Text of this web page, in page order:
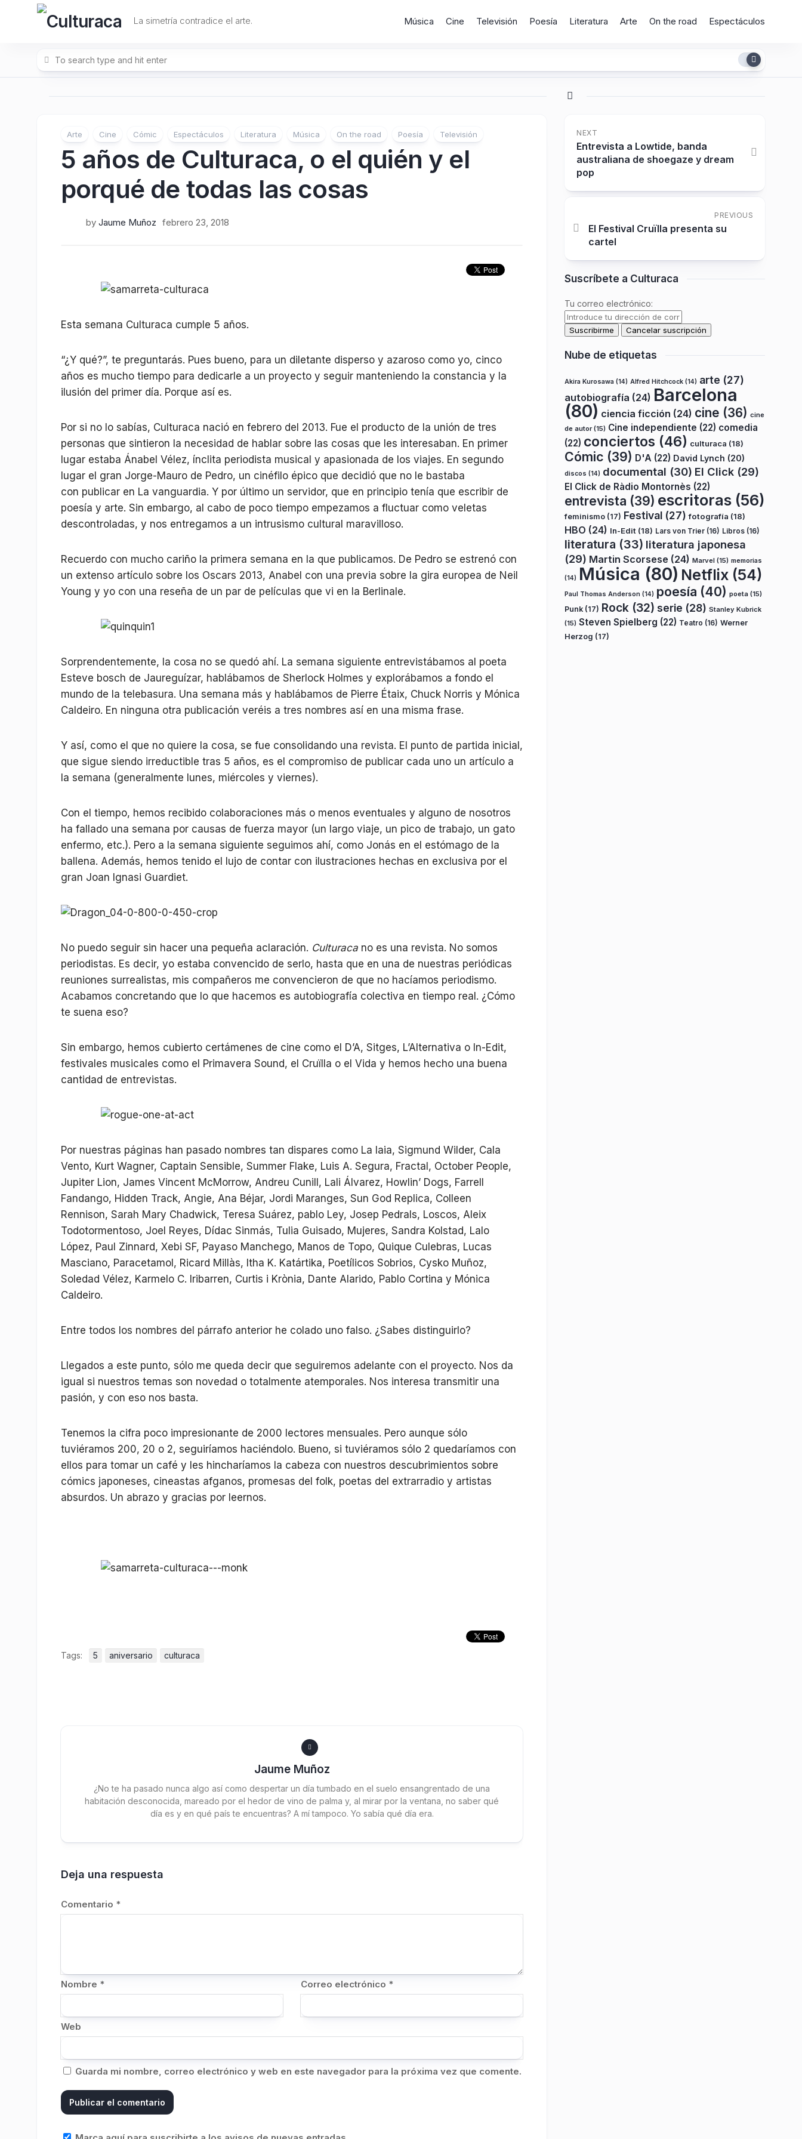
La simetría contradice el arte. Música Cine Televisión Poesía Literatura Arte On the road Espectáculos
Arte Cine Cómic Espectáculos Literatura Música On the road Poesía Televisión
5 años de Culturaca, o el quién y el
porqué de todas las cosas
by Jaume Muñoz febrero 23, 2018
Esta semana Culturaca cumple 5 años.
“¿Y qué?”, te preguntarás. Pues bueno, para un diletante disperso y azaroso como yo, cinco
años es mucho tiempo para dedicarle a un proyecto y seguir manteniendo la constancia y la
ilusión del primer día. Porque así es.
Por si no lo sabías, Culturaca nació en febrero del 2013. Fue el producto de la unión de tres
personas que sintieron la necesidad de hablar sobre las cosas que les interesaban. En primer
lugar estaba Ánabel Vélez, ínclita periodista musical y apasionada de los viajes. En segundo
lugar el gran Jorge-Mauro de Pedro, un cinéfilo épico que decidió que no le bastaba
con publicar en La vanguardia. Y por último un servidor, que en principio tenía que escribir de
poesía y arte. Sin embargo, al cabo de poco tiempo empezamos a fluctuar como veletas
descontroladas, y nos entregamos a un intrusismo cultural maravilloso.
Recuerdo con mucho cariño la primera semana en la que publicamos. De Pedro se estrenó con
un extenso artículo sobre los Oscars 2013, Anabel con una previa sobre la gira europea de Neil
Young y yo con una reseña de un par de películas que vi en la Berlinale.
Sorprendentemente, la cosa no se quedó ahí. La semana siguiente entrevistábamos al poeta
Esteve bosch de Jaureguízar, hablábamos de Sherlock Holmes y explorábamos a fondo el
mundo de la telebasura. Una semana más y hablábamos de Pierre Étaix, Chuck Norris y Mónica
Caldeiro. En ninguna otra publicación veréis a tres nombres así en una misma frase.
Y así, como el que no quiere la cosa, se fue consolidando una revista. El punto de partida inicial,
que sigue siendo irreductible tras 5 años, es el compromiso de publicar cada uno un artículo a
la semana (generalmente lunes, miércoles y viernes).
Con el tiempo, hemos recibido colaboraciones más o menos eventuales y alguno de nosotros
ha fallado una semana por causas de fuerza mayor (un largo viaje, un pico de trabajo, un gato
enfermo, etc.). Pero a la semana siguiente seguimos ahí, como Jonás en el estómago de la
ballena. Además, hemos tenido el lujo de contar con ilustraciones hechas en exclusiva por el
gran Joan Ignasi Guardiet.
No puedo seguir sin hacer una pequeña aclaración. Culturaca no es una revista. No somos
periodistas. Es decir, yo estaba convencido de serlo, hasta que en una de nuestras periódicas
reuniones surrealistas, mis compañeros me convencieron de que no hacíamos periodismo.
Acabamos concretando que lo que hacemos es autobiografía colectiva en tiempo real. ¿Cómo
te suena eso?
Sin embargo, hemos cubierto certámenes de cine como el D’A, Sitges, L’Alternativa o In-Edit,
festivales musicales como el Primavera Sound, el Cruïlla o el Vida y hemos hecho una buena
cantidad de entrevistas.
Por nuestras páginas han pasado nombres tan dispares como La Iaia, Sigmund Wilder, Cala
Vento, Kurt Wagner, Captain Sensible, Summer Flake, Luis A. Segura, Fractal, October People,
Jupiter Lion, James Vincent McMorrow, Andreu Cunill, Lali Álvarez, Howlin’ Dogs, Farrell
Fandango, Hidden Track, Angie, Ana Béjar, Jordi Maranges, Sun God Replica, Colleen
Rennison, Sarah Mary Chadwick, Teresa Suárez, pablo Ley, Josep Pedrals, Loscos, Aleix
Todotormentoso, Joel Reyes, Dídac Sinmás, Tulia Guisado, Mujeres, Sandra Kolstad, Lalo
López, Paul Zinnard, Xebi SF, Payaso Manchego, Manos de Topo, Quique Culebras, Lucas
Masciano, Paracetamol, Ricard Millàs, Itha K. Katártika, Poetílicos Sobrios, Cysko Muñoz,
Soledad Vélez, Karmelo C. Iribarren, Curtis i Krònia, Dante Alarido, Pablo Cortina y Mónica
Caldeiro.
Entre todos los nombres del párrafo anterior he colado uno falso. ¿Sabes distinguirlo?
Llegados a este punto, sólo me queda decir que seguiremos adelante con el proyecto. Nos da
igual si nuestros temas son novedad o totalmente atemporales. Nos interesa transmitir una
pasión, y con eso nos basta.
Tenemos la cifra poco impresionante de 2000 lectores mensuales. Pero aunque sólo
tuviéramos 200, 20 o 2, seguiríamos haciéndolo. Bueno, si tuviéramos sólo 2 quedaríamos con
ellos para tomar un café y les hincharíamos la cabeza con nuestros descubrimientos sobre
cómics japoneses, cineastas afganos, promesas del folk, poetas del extrarradio y artistas
absurdos. Un abrazo y gracias por leernos.
Tags: 5 aniversario culturaca
Jaume Muñoz
¿No te ha pasado nunca algo así como despertar un día tumbado en el suelo ensangrentado de una
habitación desconocida, mareado por el hedor de vino de palma y, al mirar por la ventana, no saber qué
día es y en qué país te encuentras? A mí tampoco. Yo sabía qué día era.
Deja una respuesta
Comentario *
Nombre * Correo electrónico *
Web
Guarda mi nombre, correo electrónico y web en este navegador para la próxima vez que comente.
NEXT
Entrevista a Lowtide, banda
australiana de shoegaze y dream
pop
PREVIOUS
El Festival Cruïlla presenta su
cartel
Suscríbete a Culturaca
Tu correo electrónico:
Nube de etiquetas
Akira Kurosawa (14) Alfred Hitchcock (14) arte (27)
autobiografía (24) Barcelona
(80) ciencia ficción (24) cine (36) cine
de autor(15) Cine independiente (22) comedia
(22) conciertos (46) culturaca (18)
Cómic (39) D'A (22) David Lynch (20)
discos (14) documental (30) El Click (29)
El Click de Ràdio Montornès (22)
entrevista (39) escritoras (56)
feminismo (17) Festival (27) fotografía (18)
HBO (24) In-Edit (18) Lars von Trier (16) Libros (16)
literatura (33) literatura japonesa
(29) Martin Scorsese (24) Marvel (15) memorias
(14) Música (80) Netflix (54)
Paul Thomas Anderson (14) poesía (40) poeta (15)
Punk (17) Rock (32) serie (28) Stanley Kubrick
(15) Steven Spielberg (22) Teatro (16) Werner
Herzog (17)